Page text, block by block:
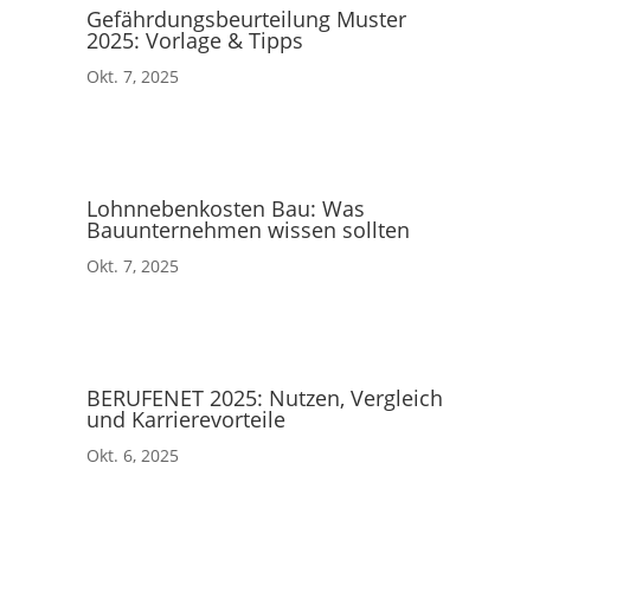
Gefährdungsbeurteilung Muster
2025: Vorlage & Tipps
Okt. 7, 2025
Lohnnebenkosten Bau: Was
Bauunternehmen wissen sollten
Okt. 7, 2025
BERUFENET 2025: Nutzen, Vergleich
und Karrierevorteile
Okt. 6, 2025